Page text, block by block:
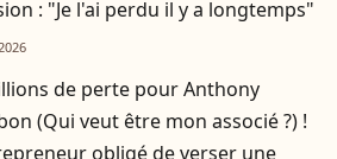
: "Je l'ai perdu il y a longtemps"
de perte pour Anthony
(Qui veut être mon associé ?) !
obligé de verser une